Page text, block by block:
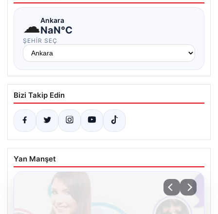
☁Ankara
NaN°C
ŞEHIR SEÇ
Bizi Takip Edin
Yan Manşet